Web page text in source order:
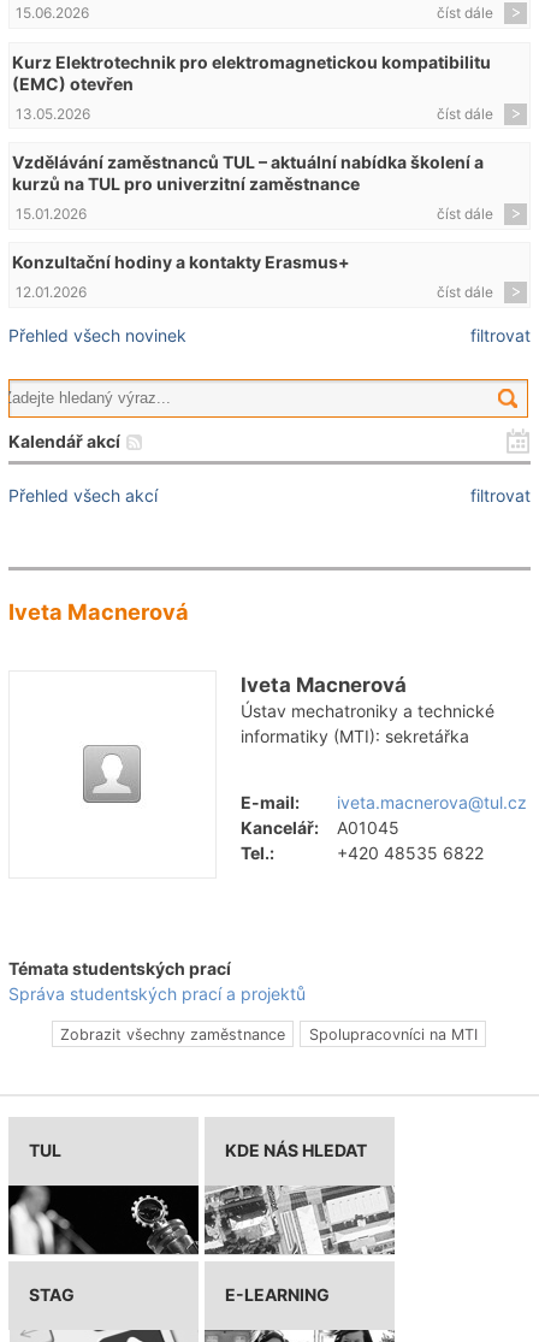
číst dále
15.06.2026
Kurz Elektrotechnik pro elektromagnetickou kompatibilitu
(EMC) otevřen
číst dále
13.05.2026
Vzdělávání zaměstnanců TUL – aktuální nabídka školení a
kurzů na TUL pro univerzitní zaměstnance
číst dále
15.01.2026
Konzultační hodiny a kontakty Erasmus+
číst dále
12.01.2026
Přehled všech novinek filtrovat
Kalendář akcí
Přehled všech akcí filtrovat
Iveta Macnerová
Iveta Macnerová
Ústav mechatroniky a technické
informatiky (MTI): sekretářka
E-mail:
iveta.macnerova@tul.cz
Kancelář:
A01045
Tel.:
+420 48535 6822
Témata studentských prací
Správa studentských prací a projektů
Zobrazit všechny zaměstnance Spolupracovníci na MTI
TUL KDE NÁS HLEDAT
STAG E-LEARNING